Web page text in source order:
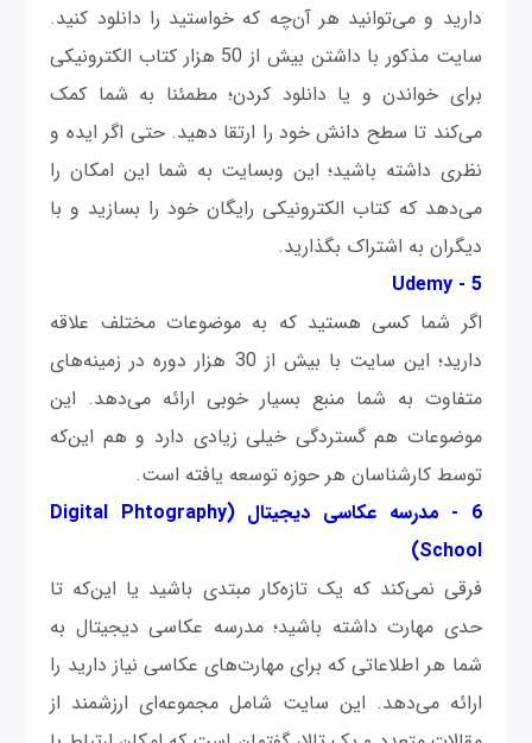
دارید و می‌توانید هر آن‌چه که خواستید را دانلود کنید.
سایت مذکور با داشتن بیش از 50 هزار کتاب الکترونیکی
برای خواندن و یا دانلود کردن؛ مطمئنا به شما کمک
می‌کند تا سطح دانش خود را ارتقا دهید. حتی اگر ایده و
نظری داشته باشید؛ این وبسایت به ‌شما این امکان را
می‌دهد که کتاب الکترونیکی رایگان خود را بسازید و با
دیگران به اشتراک بگذارید.
5 -
Udemy
اگر شما کسی هستید که به موضوعات مختلف علاقه
دارید؛ این سایت با بیش از 30 هزار دوره در زمینه‌های
متفاوت به شما منبع بسیار خوبی ارائه می‌دهد. این
موضوعات هم گستردگی خیلی زیادی دارد و هم این‌که
توسط کارشناسان هر حوزه توسعه یافته است.
6 -
مدرسه عکاسی دیجیتال (Digital Phtography
School)
فرقی نمی‌کند که یک تازه‌کار مبتدی باشید یا این‌که تا
حدی مهارت داشته باشید؛ مدرسه عکاسی دیجیتال به
شما هر اطلاعاتی که برای مهارت‌های عکاسی نیاز دارید را
ارائه می‌دهد. این سایت شامل مجموعه‌ای ارزشمند از